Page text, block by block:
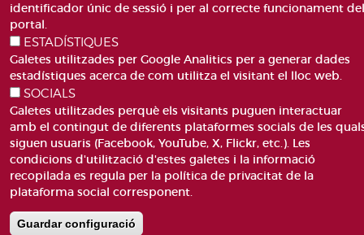
Pie
de
página
ACCESIBILITAT
AVÍS LEGAL
CANAL DE DENÚNCIES
CONTACTEU
GLOSSARI
MAPA WEB
POLÍTICA DE GALETES
identificador únic de sessió i per al correcte funcionament del
portal.
ESTADÍSTIQUES
Galetes utilitzades per Google Analitics per a generar dades
estadístiques acerca de com utilitza el visitant el lloc web.
SOCIALS
Galetes utilitzades perquè els visitants puguen interactuar
amb el contingut de diferents plataformes socials de les
siguen usuaris (Facebook, YouTube, X, Flickr, etc.). Les
condicions d'utilització d'estes galetes i la informació
recopilada es regula per la política de privacitat de la
plataforma social corresponent.
Guardar configuració